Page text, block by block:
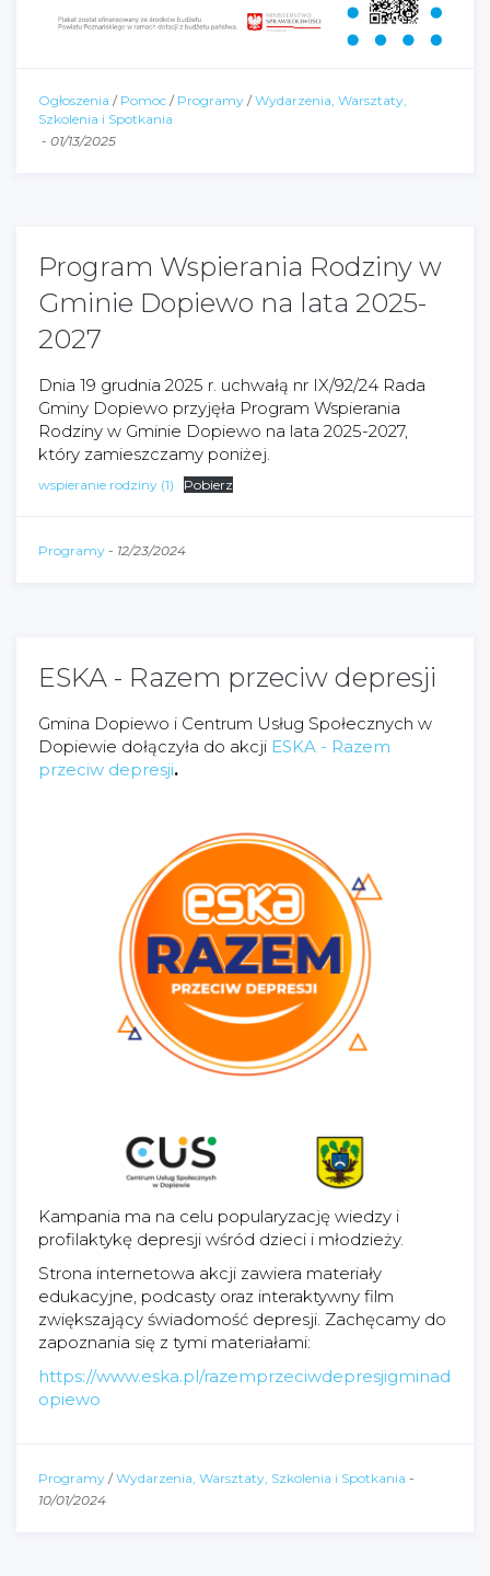
Ogłoszenia / Pomoc / Programy /Wydarzenia, Warsztaty,
Szkolenia i Spotkania
- 01/13/2025
Program Wspierania Rodziny w
Gminie Dopiewo na lata 2025-
2027
Dnia 19 grudnia 2025 r. uchwałą nr IX/92/24 Rada
Gminy Dopiewo przyjęła Program Wspierania
Rodziny w Gminie Dopiewo na lata 2025-2027,
który zamieszczamy poniżej.
wspieranie rodziny (1) Pobierz
Programy - 12/23/2024
ESKA - Razem przeciw depresji
Gmina Dopiewo i Centrum Usług Społecznych w
Dopiewie dołączyła do akcji ESKA - Razem
przeciw depresji.
Kampania ma na celu popularyzację wiedzy i
profilaktykę depresji wśród dzieci i młodzieży.
Strona internetowa akcji zawiera materiały
edukacyjne, podcasty oraz interaktywny film
zwiększający świadomość depresji. Zachęcamy do
zapoznania się z tymi materiałami:
https://www.eska.pl/razemprzeciwdepresjigminad
opiewo
Programy /Wydarzenia, Warsztaty, Szkolenia i Spotkania -
10/01/2024